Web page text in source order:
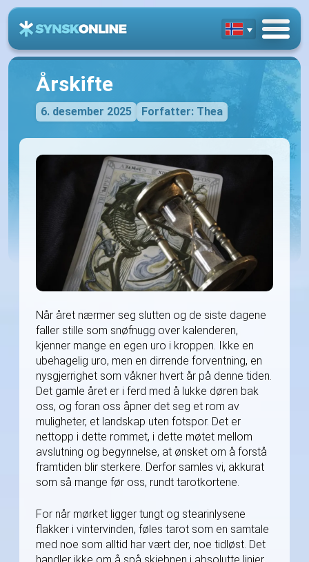
Årskifte
6. desember 2025 Forfatter: Thea
Når året nærmer seg slutten og de siste dagene
faller stille som snøfnugg over kalenderen,
kjenner mange en egen uro i kroppen. Ikke en
ubehagelig uro, men en dirrende forventning, en
nysgjerrighet som våkner hvert år på denne tiden.
Det gamle året er i ferd med å lukke døren bak
oss, og foran oss åpner det seg et rom av
muligheter, et landskap uten fotspor. Det er
nettopp i dette rommet, i dette møtet mellom
avslutning og begynnelse, at ønsket om å forstå
framtiden blir sterkere. Derfor samles vi, akkurat
som så mange før oss, rundt tarotkortene.
For når mørket ligger tungt og stearinlysene
flakker i vintervinden, føles tarot som en samtale
med noe som alltid har vært der, noe tidløst. Det